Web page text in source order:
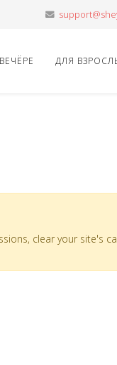
ДЛЯ
clear your site's